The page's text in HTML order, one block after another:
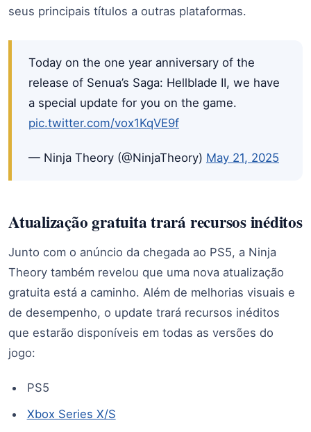
seus principais títulos a outras plataformas.
Today on the one year anniversary of the
release of Senua’s Saga: Hellblade II, we have
a special update for you on the game.
pic.twitter.com/vox1KqVE9f
— Ninja Theory (@NinjaTheory) May 21, 2025
Atualização gratuita trará recursos inéditos
Junto com o anúncio da chegada ao PS5, a Ninja
Theory também revelou que uma nova atualização
gratuita está a caminho. Além de melhorias visuais e
de desempenho, o update trará recursos inéditos
que estarão disponíveis em todas as versões do
jogo:
PS5
Xbox Series X/S